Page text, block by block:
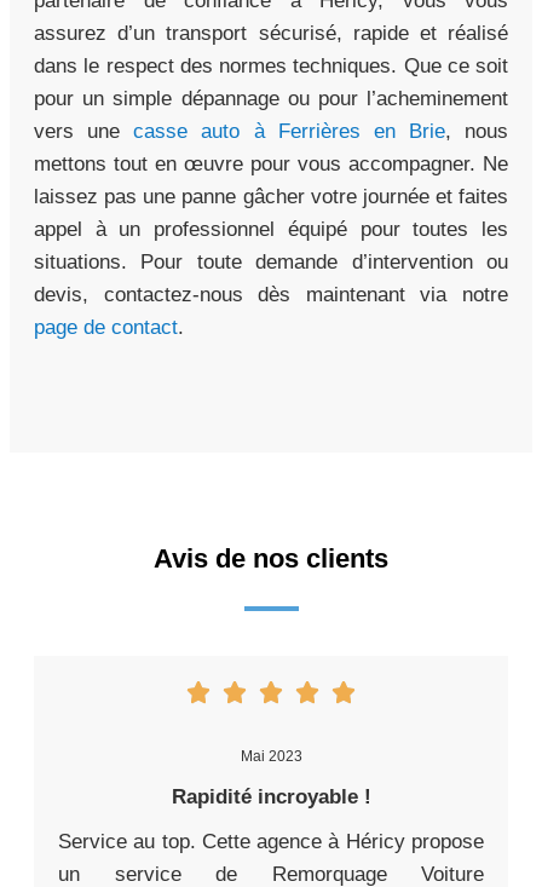
assurez d’un transport sécurisé, rapide et réalisé
dans le respect des normes techniques. Que ce soit
pour un simple dépannage ou pour l’acheminement
vers unecasse auto à Ferrières en Brie, nous
mettons tout en œuvre pour vous accompagner. Ne
laissez pas une panne gâcher votre journée et faites
appel à un professionnel équipé pour toutes les
situations. Pour toute demande d’intervention ou
devis, contactez-nous dès maintenant via notre
page de contact.
Avis de nos clients
Mai 2023
Rapidité incroyable !
Service au top. Cette agence à Héricy propose
un service de Remorquage Voiture